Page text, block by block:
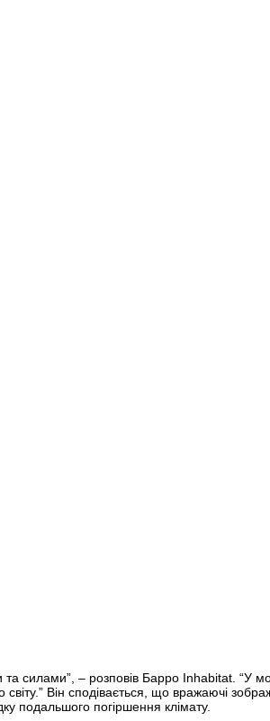
та силами”, – розповів Барро Inhabitat. “У
Він сподівається, що вражаючі
подальшого погіршення клімату.